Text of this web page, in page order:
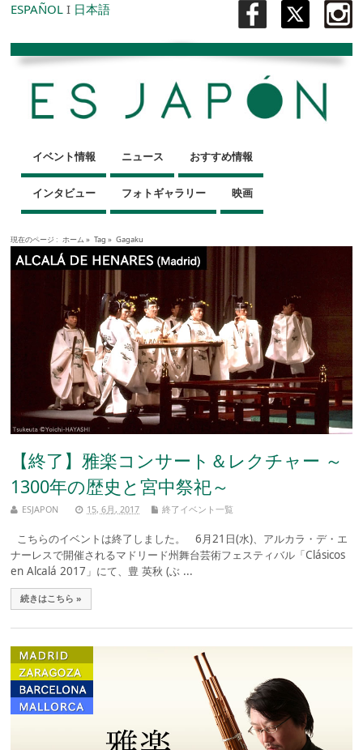
ESPAÑOL I 日本語
イベント情報 ニュース おすすめ情報
インタビュー フォトギャラリー 映画
現在のページ : ホーム » Tag » Gagaku
【終了】雅楽コンサート＆レクチャー ～
1300年の歴史と宮中祭祀～
ESJAPON 15, 6月, 2017 終了イベント一覧
こちらのイベントは終了しました。 6月21日(水)、アルカラ・デ・エ
ナーレスで開催されるマドリード州舞台芸術フェスティバル「Clásicos
en Alcalá 2017」にて、豊 英秋 (ぶ ...
続きはこちら »